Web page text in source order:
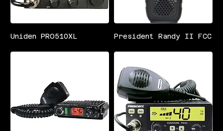
Uniden PRO510XL President Randy II FCC